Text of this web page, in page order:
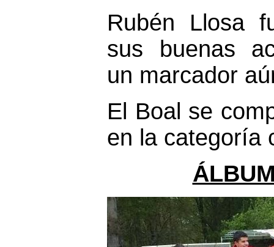
Rubén Llosa
sus buenas
un marcador
El Boal se
en la categoría